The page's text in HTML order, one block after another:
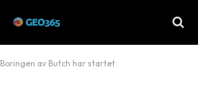
Boringen av Butch har startet